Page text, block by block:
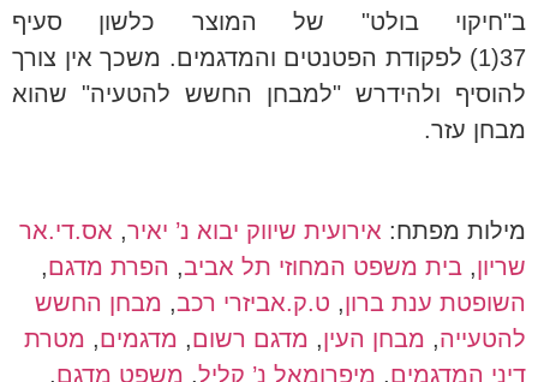
ב"חיקוי בולט" של המוצר כלשון סעיף
37(1) לפקודת הפטנטים והמדגמים. משכך אין צורך
להוסיף ולהידרש "למבחן החשש להטעיה" שהוא
מבחן עזר.
מילות מפתח: אירועית שיווק יבוא נ’ יאיר, אס.די.אר
שריון, בית משפט המחוזי תל אביב, הפרת מדגם,
השופטת ענת ברון, ט.ק.אביזרי רכב, מבחן החשש
להטעייה, מבחן העין, מדגם רשום, מדגמים, מטרת
דיני המדגמים, מיפרומאל נ’ קליל, משפט מדגם,